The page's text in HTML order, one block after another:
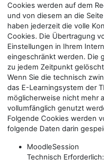
Cookies werden auf dem
und von diesem an die
haben jederzeit die volle
Cookies. Die Übertragung
Einstellungen in Ihrem
eingeschränkt werden. Die
zu jedem Zeitpunkt
Wenn Sie die technisch
das E-Learningsystem der
möglicherweise nicht mehr
vollumfänglich genutzt
Folgende Cookies werden
folgende Daten darin
MoodleSession
Technisch